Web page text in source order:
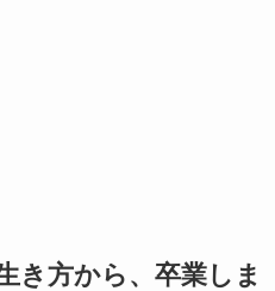
き方から、卒業しま